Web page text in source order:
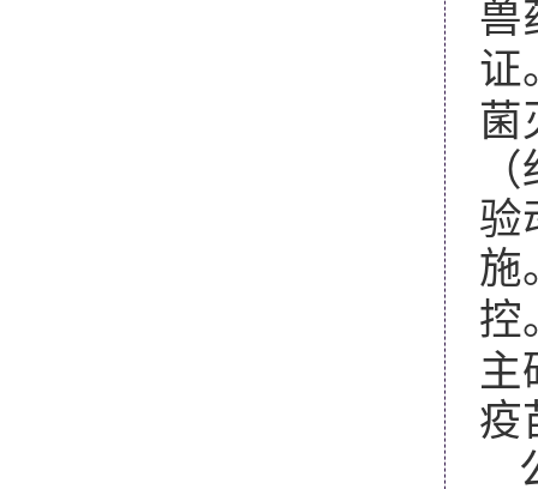
兽
证
菌
验
施
控
主
疫